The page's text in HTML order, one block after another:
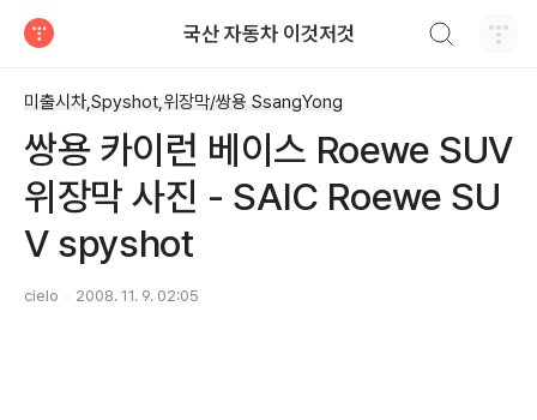
국산 자동차 이것저것
미출시차,Spyshot,위장막/쌍용 SsangYong
쌍용 카이런 베이스 Roewe SUV
위장막 사진 - SAIC Roewe SU
V spyshot
cielo 2008. 11. 9. 02:05